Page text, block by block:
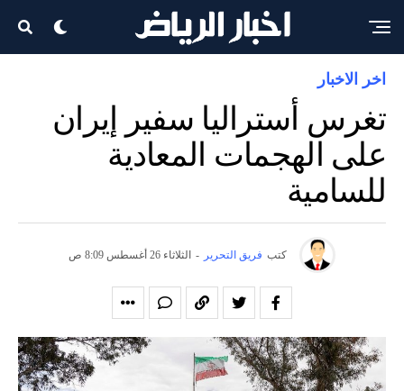
اخر الاخبار
تغرس أستراليا سفير إيران
على الهجمات المعادية
للسامية
كتب فريق التحرير - الثلاثاء 26 أغسطس 8:09 ص